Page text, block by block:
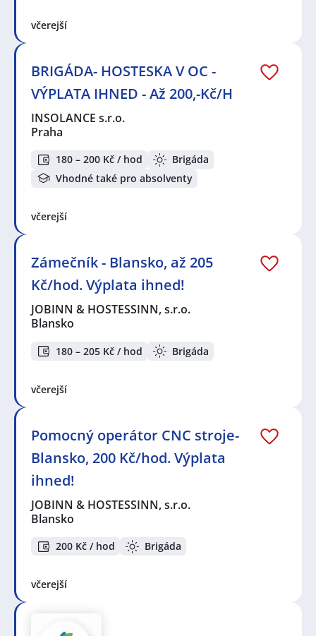
včerejší
BRIGÁDA- HOSTESKA V OC -
VÝPLATA IHNED - Až 200,-Kč/H
INSOLANCE s.r.o.
Praha
180 – 200 Kč / hod
Brigáda
Vhodné také pro absolventy
včerejší
Zámečník - Blansko, až 205
Kč/hod. Výplata ihned!
JOBINN & HOSTESSINN, s.r.o.
Blansko
180 – 205 Kč / hod Brigáda
včerejší
Pomocný operátor CNC stroje-
Blansko, 200 Kč/hod. Výplata
ihned!
JOBINN & HOSTESSINN, s.r.o.
Blansko
200 Kč / hod Brigáda
včerejší